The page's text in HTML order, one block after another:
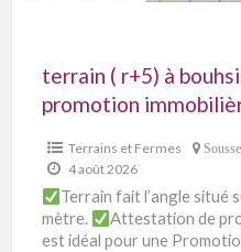
terrain ( r+5) à
promotion
Terrains et Fermes Sousse,
4 août 2026
Terrain fait l’angle situé
mètre.
Attestation de
est idéal pour une